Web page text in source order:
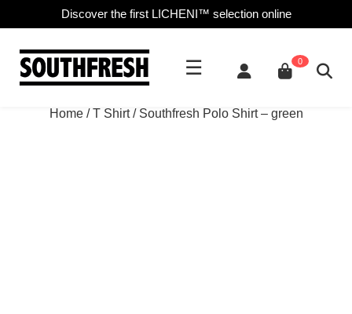
Discover the first LICHENI™ selection online
☰ 0
Home/T Shirt/ Southfresh Polo Shirt – green